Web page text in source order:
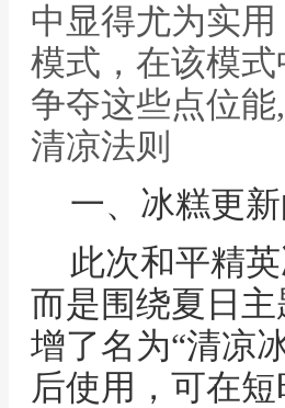
中显得尤为实
模式，在该模
争夺这些点位
清凉法则
一、冰糕更
此次和平精
而是围绕夏日
增了名为“清凉
后使用，可在